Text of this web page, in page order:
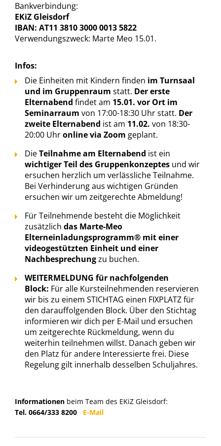
Bankverbindung:
EKiZ Gleisdorf
IBAN: AT11 3810 3000 0013 5822
Verwendungszweck: Marte Meo 15.01.
Infos:
Die Einheiten mit Kindern finden im Turnsaal
und im Gruppenraum statt. Der erste
Elternabend findet am 15.01. vor Ort im
Seminarraum von 17:00-18:30 Uhr statt. Der
zweite Elternabend ist am 11.02. von 18:30-
20:00 Uhronline via Zoom geplant.
DieTeilnahme am Elternabend ist ein
wichtiger Teil des Gruppenkonzeptes und wir
ersuchen herzlich um verlässliche Teilnahme.
Bei Verhinderung aus wichtigen Gründen
ersuchen wir um zeitgerechte Abmeldung!
Für Teilnehmende besteht die Möglichkeit
zusätzlich das Marte-Meo
Elterneinladungsprogramm® mit einer
videogestützten Einheit und einer
Nachbesprechungzu buchen.
WEITERMELDUNG für nachfolgenden
Block: Für alle Kursteilnehmenden reservieren
wir bis zu einem STICHTAG einen FIXPLATZ für
den darauffolgenden Block. Über den Stichtag
informieren wir dich per E-Mail und ersuchen
um zeitgerechte Rückmeldung, wenn du
weiterhin teilnehmen willst. Danach geben wir
den Platz für andere Interessierte frei. Diese
Regelung gilt innerhalb desselben Schuljahres.
Informationen beim Team des EKiZ Gleisdorf:
Tel. 0664/333 8200 E-Mail